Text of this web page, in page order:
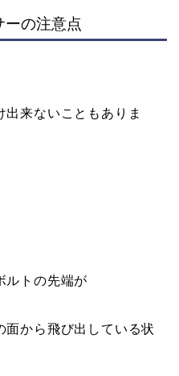
ーの注意点
来ないこともありま
ルトの先端が
面から飛び出している状